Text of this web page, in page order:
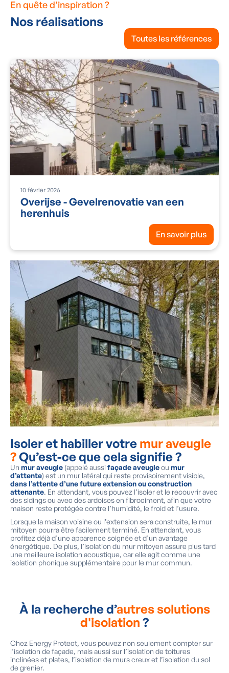
En quête d'inspiration ?
Nos réalisations
Toutes les références
10 février 2026
Overijse - Gevelrenovatie van een
herenhuis
En savoir plus
Isoler et habiller votre mur aveugle
?Qu’est-ce que cela signifie ?
Un mur aveugle (appelé aussifaçade aveugleou mur
d’attente) est un mur latéral qui reste provisoirement visible,
dans l’attente d’une future extension ou construction
attenante. En attendant, vous pouvez l’isoler et le recouvrir avec
des sidings ou avec des ardoises en fibrociment, afin que votre
maison reste protégée contre l’humidité, le froid et l’usure.
Lorsque la maison voisine ou l’extension sera construite, le mur
mitoyen pourra être facilement terminé. En attendant, vous
profitez déjà d’une apparence soignée et d’un avantage
énergétique. De plus, l’isolation du mur mitoyen assure plus tard
une meilleure isolation acoustique, car elle agit comme une
isolation phonique supplémentaire pour le mur commun.
À la recherche d’autres solutions
d'isolation ?
Chez Energy Protect, vous pouvez non seulement compter sur
l’isolation de façade, mais aussi sur l’isolation de toitures
inclinées et plates, l’isolation de murs creux et l’isolation du sol
de grenier.